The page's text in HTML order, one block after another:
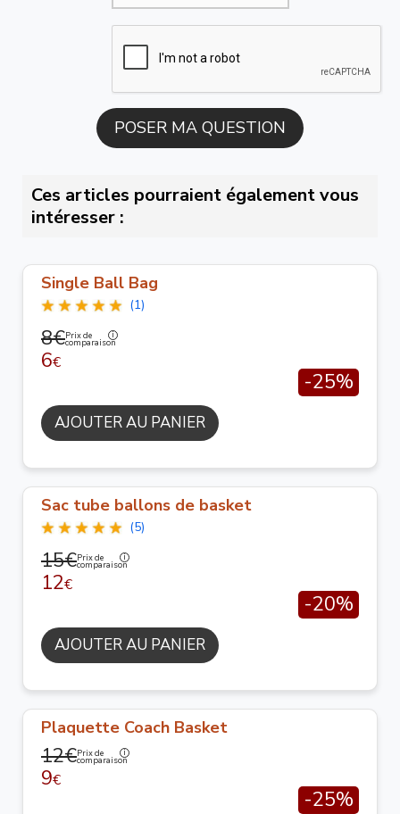
Ces articles pourraient également vous
intéresser :
Single Ball Bag
(1)
8€Prix de
comparaison
6€
-25%
AJOUTER AU PANIER
Sac tube ballons de basket
(5)
15€Prix de
comparaison
12€
-20%
AJOUTER AU PANIER
Plaquette Coach Basket
12€Prix de
comparaison
9€
-25%